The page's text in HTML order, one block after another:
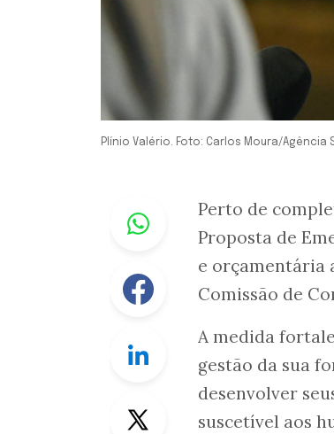
Plínio Valério. Foto: Carlos Moura/Agência
Whastapp
Facebook
Linkedin
Twitter
Perto de
Proposta de
e orçamentária
Comissão de
A medida
gestão da sua
desenvolver
suscetível aos